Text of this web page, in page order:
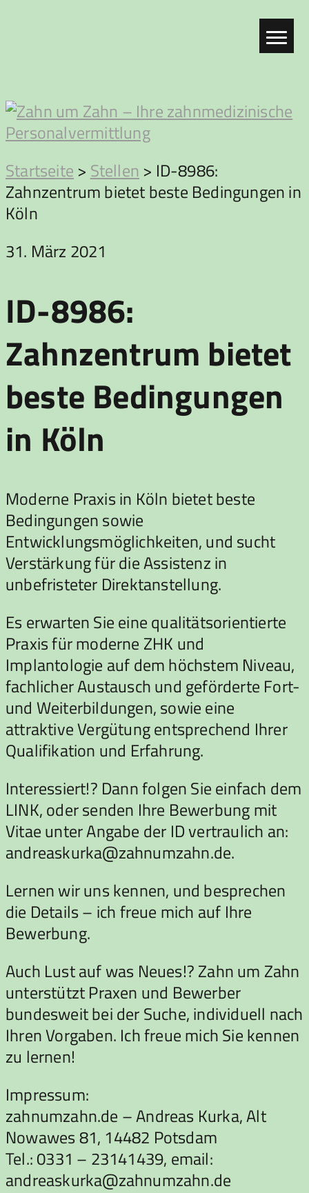
Zahn
um
Zahn
Startseite > Stellen > ID-8986:
Zahnzentrum bietet beste Bedingungen in
Köln
31. März 2021
ID-8986:
Zahnzentrum bietet
beste Bedingungen
in Köln
Moderne Praxis in Köln bietet beste
Bedingungen sowie
Entwicklungsmöglichkeiten, und sucht
Verstärkung für die Assistenz in
unbefristeter Direktanstellung.
Es erwarten Sie eine qualitätsorientierte
Praxis für moderne ZHK und
Implantologie auf dem höchstem Niveau,
fachlicher Austausch und geförderte Fort-
und Weiterbildungen, sowie eine
attraktive Vergütung entsprechend Ihrer
Qualifikation und Erfahrung.
Interessiert!? Dann folgen Sie einfach dem
LINK, oder senden Ihre Bewerbung mit
Vitae unter Angabe der ID vertraulich an:
andreaskurka@zahnumzahn.de.
Lernen wir uns kennen, und besprechen
die Details – ich freue mich auf Ihre
Bewerbung.
Auch Lust auf was Neues!? Zahn um Zahn
unterstützt Praxen und Bewerber
bundesweit bei der Suche, individuell nach
Ihren Vorgaben. Ich freue mich Sie kennen
zu lernen!
Impressum:
zahnumzahn.de – Andreas Kurka, Alt
Nowawes 81, 14482 Potsdam
Tel.: 0331 – 23141439, email:
andreaskurka@zahnumzahn.de